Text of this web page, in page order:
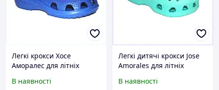
Легкі крокси Хосе
Аморалес для літніх
В наявності
Легкі дитячі крокси Jose
Amorales для літніх
В наявності